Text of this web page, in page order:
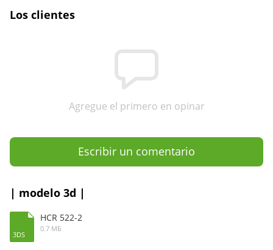
Los clientes
Agregue el primero en opinar
Escribir un comentario
| modelo 3d |
3DS
HCR 522-2
0.7 МБ